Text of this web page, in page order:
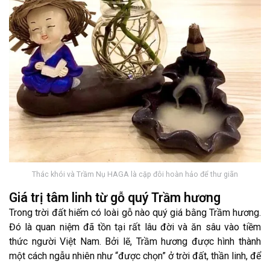
Thác khói và Trầm Nụ HAGA là cặp đôi hoàn hảo để thư giãn
Giá trị tâm linh từ gỗ quý Trầm hương
Trong trời đất hiếm có loài gỗ nào quý giá bằng Trầm hương.
Đó là quan niệm đã tồn tại rất lâu đời và ăn sâu vào tiềm
thức người Việt Nam. Bởi lẽ, Trầm hương được hình thành
một cách ngẫu nhiên như “được chọn” ở trời đất, thần linh, để